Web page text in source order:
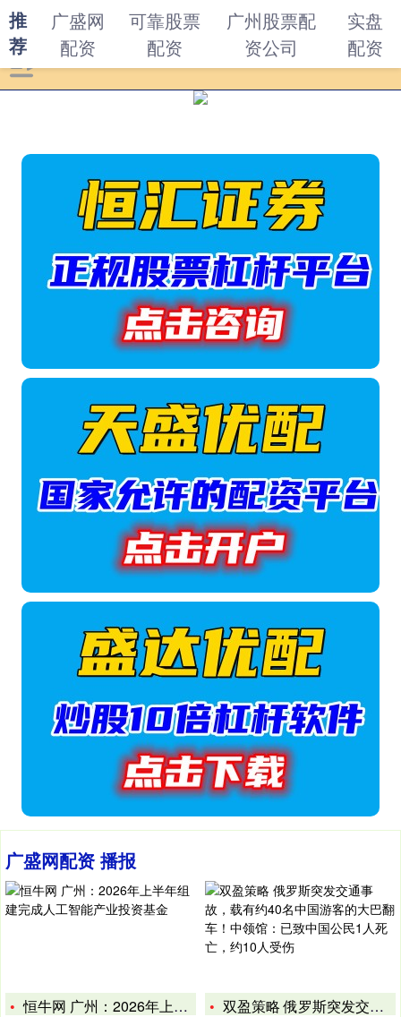
广盛网配资 播报
恒牛网 广州：2026年上半年组建完成人工智能产业投资基金
双盈策略 俄罗斯突发交通事故，载有约40名中国游客的大巴翻车
推
荐
广盛网
配资
可靠股票
配资
广州股票配
资公司
实盘
配资